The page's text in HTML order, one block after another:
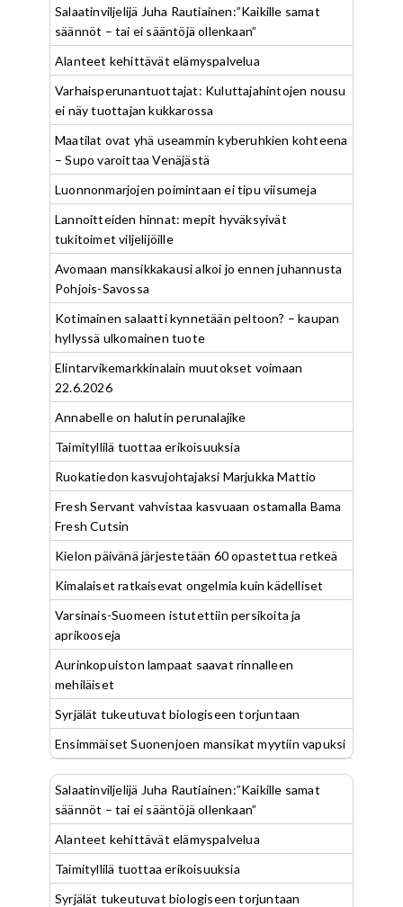
Salaatinviljelijä Juha Rautiainen:”Kaikille samat
säännöt – tai ei sääntöjä ollenkaan”
Alanteet kehittävät elämyspalvelua
Varhaisperunantuottajat: Kuluttajahintojen nousu
ei näy tuottajan kukkarossa
Maatilat ovat yhä useammin kyberuhkien kohteena
– Supo varoittaa Venäjästä
Luonnonmarjojen poimintaan ei tipu viisumeja
Lannoitteiden hinnat: mepit hyväksyivät
tukitoimet viljelijöille
Avomaan mansikkakausi alkoi jo ennen juhannusta
Pohjois-Savossa
Kotimainen salaatti kynnetään peltoon? – kaupan
hyllyssä ulkomainen tuote
Elintarvikemarkkinalain muutokset voimaan
22.6.2026
Annabelle on halutin perunalajike
Taimityllilä tuottaa erikoisuuksia
Ruokatiedon kasvujohtajaksi Marjukka Mattio
Fresh Servant vahvistaa kasvuaan ostamalla Bama
Fresh Cutsin
Kielon päivänä järjestetään 60 opastettua retkeä
Kimalaiset ratkaisevat ongelmia kuin kädelliset
Varsinais-Suomeen istutettiin persikoita ja
aprikooseja
Aurinkopuiston lampaat saavat rinnalleen
mehiläiset
Syrjälät tukeutuvat biologiseen torjuntaan
Ensimmäiset Suonenjoen mansikat myytiin vapuksi
Salaatinviljelijä Juha Rautiainen:”Kaikille samat
säännöt – tai ei sääntöjä ollenkaan”
Alanteet kehittävät elämyspalvelua
Taimityllilä tuottaa erikoisuuksia
Syrjälät tukeutuvat biologiseen torjuntaan